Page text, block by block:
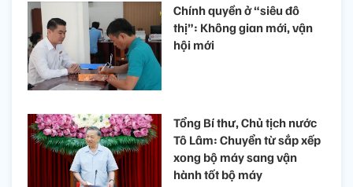
Chính quyền ở “siêu đô
thị”: Không gian mới, vận
hội mới
Tổng Bí thư, Chủ tịch nước
Tô Lâm: Chuyển từ sắp xếp
xong bộ máy sang vận
hành tốt bộ máy